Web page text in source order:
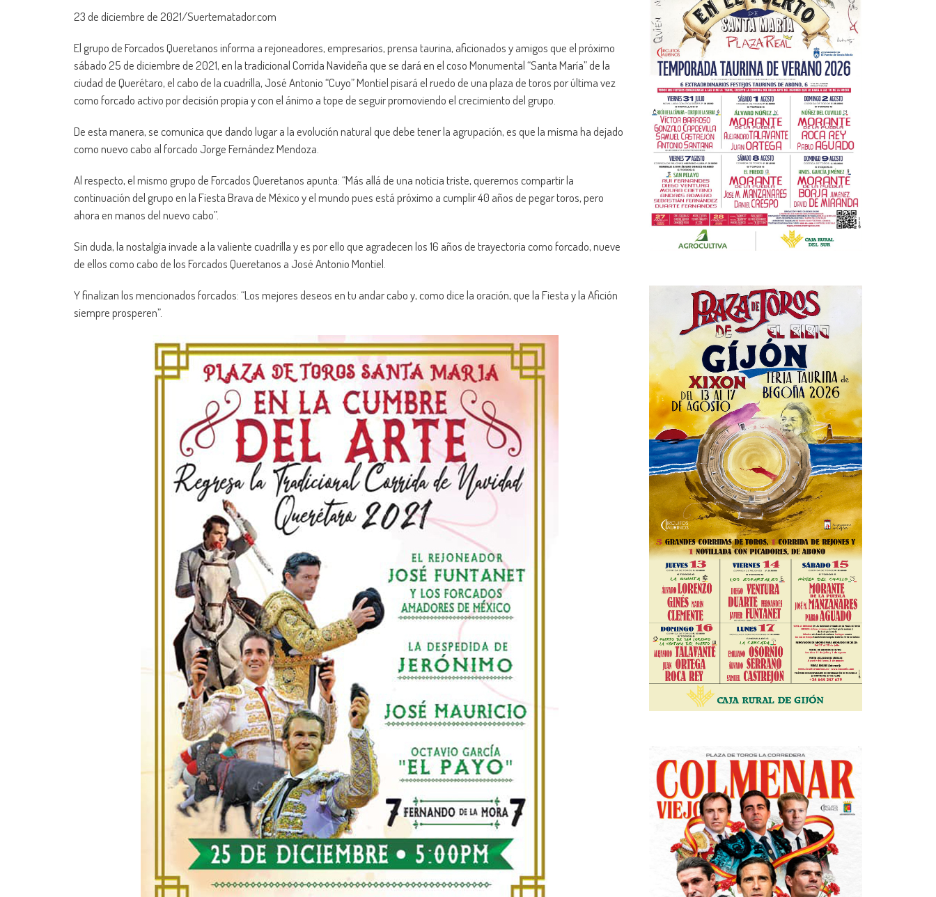
23 de diciembre de 2021/Suertematador.com
El grupo de Forcados Queretanos informa a rejoneadores, empresarios, prensa taurina, aficionados y amigos que el próximo
sábado 25 de diciembre de 2021, en la tradicional Corrida Navideña que se dará en el coso Monumental “Santa María” de la
ciudad de Querétaro, el cabo de la cuadrilla, José Antonio “Cuyo” Montiel pisará el ruedo de una plaza de toros por última vez
como forcado activo por decisión propia y con el ánimo a tope de seguir promoviendo el crecimiento del grupo.
De esta manera, se comunica que dando lugar a la evolución natural que debe tener la agrupación, es que la misma ha dejado
como nuevo cabo al forcado Jorge Fernández Mendoza.
Al respecto, el mismo grupo de Forcados Queretanos apunta: “Más allá de una noticia triste, queremos compartir la
continuación del grupo en la Fiesta Brava de México y el mundo pues está próximo a cumplir 40 años de pegar toros, pero
ahora en manos del nuevo cabo”.
Sin duda, la nostalgia invade a la valiente cuadrilla y es por ello que agradecen los 16 años de trayectoria como forcado, nueve
de ellos como cabo de los Forcados Queretanos a José Antonio Montiel.
Y finalizan los mencionados forcados: “Los mejores deseos en tu andar cabo y, como dice la oración, que la Fiesta y la Afición
siempre prosperen”.